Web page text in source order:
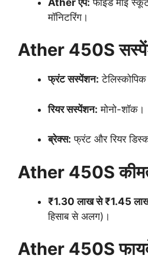
मॉनिटरिंग।
Ather 450S
फ्रंट सस्पेंशन: टेलिस्कोपिक
रियर सस्पेंशन: मोनो-शॉक।
ब्रेक्स: फ्रंट और रियर
Ather 450S
₹1.30 लाख से ₹1.45
हिसाब से अलग)।
Ather 450S